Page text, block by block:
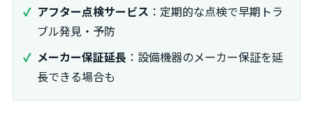
アフター点検サービス ：定期的な点検で早期トラ
ブル発見・予防
メーカー保証延長 ：設備機器のメーカー保証を延
長できる場合も